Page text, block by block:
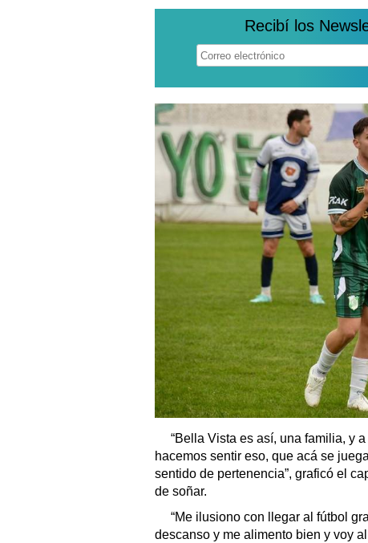
Recibí los
“Bella Vista es así, una familia, y
hacemos sentir eso, que acá se
sentido de pertenencia”, graficó el
de soñar.
“Me ilusiono con llegar al fútbol
descanso y me alimento bien y voy